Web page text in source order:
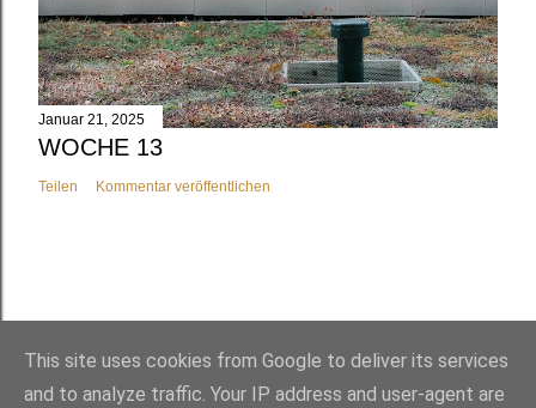
Januar 21, 2025
WOCHE 13
Teilen Kommentar veröffentlichen
This site uses cookies from Google to deliver its services
and to analyze traffic. Your IP address and user-agent are